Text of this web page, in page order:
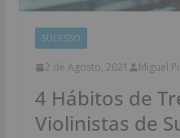
SUCESSO
2 de Agosto, 2021 Miguel
4 Hábitos de
Violinistas de